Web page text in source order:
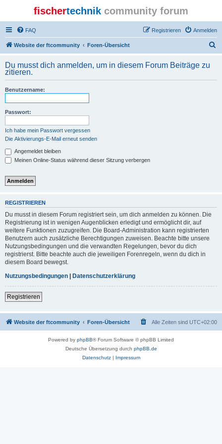
fischertechnik community forum
FAQ Anmelden
Registrieren
Website der ftcommunity Foren-Übersicht
h
Du musst dich anmelden, um in diesem Forum Beiträge zu
zitieren.
Benutzername:
Passwort:
Ich habe mein Passwort vergessen
Die Aktivierungs-E-Mail erneut senden
Angemeldet bleiben
Meinen Online-Status während dieser Sitzung verbergen
REGISTRIEREN
Du musst in diesem Forum registriert sein, um dich anmelden zu können. Die
Registrierung ist in wenigen Augenblicken erledigt und ermöglicht dir, auf
weitere Funktionen zuzugreifen. Die Board-Administration kann registrierten
Benutzern auch zusätzliche Berechtigungen zuweisen. Beachte bitte unsere
Nutzungsbedingungen und die verwandten Regelungen, bevor du dich
registrierst. Bitte beachte auch die jeweiligen Forenregeln, wenn du dich in
diesem Board bewegst.
Nutzungsbedingungen | Datenschutzerklärung
Registrieren
Website der ftcommunity Foren-Übersicht Alle Zeiten sind UTC+02:00
Powered by phpBB® Forum Software © phpBB Limited
Deutsche Übersetzung durch phpBB.de
Datenschutz| Impressum